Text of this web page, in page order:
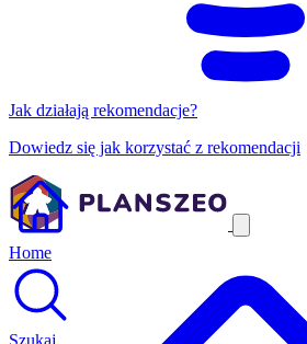
Jak działają rekomendacje?
Dowiedz się jak korzystać z rekomendacji
Home
Szukaj